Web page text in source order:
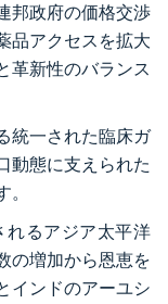
邦政府の価格交渉
品アクセスを拡大
革新性のバランス
統一された臨床ガ
動態に支えられた
れるアジア太平洋
の増加から恩恵を
インドのアーユシ